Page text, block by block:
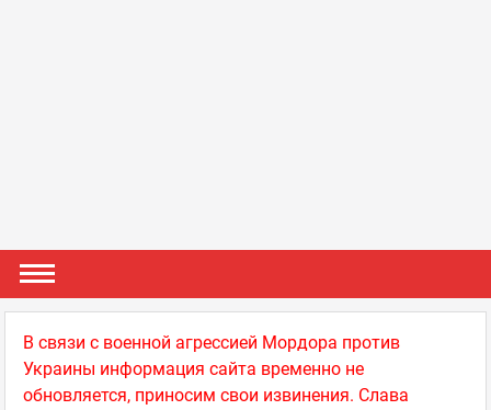
В связи с военной агрессией Мордора против
Украины информация сайта временно не
обновляется, приносим свои извинения. Слава